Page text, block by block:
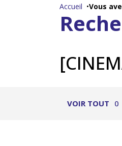
au
contenu
principal
Accueil Vous
VOIR TOUT 0